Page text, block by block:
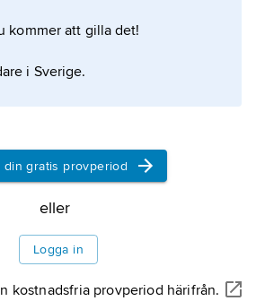
kommer att gilla det!
i Sverige.
din gratis provperiod
eller
Logga in
kostnadsfria provperiod härifrån.